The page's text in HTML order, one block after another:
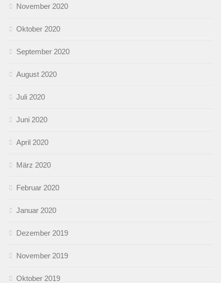
November 2020
Oktober 2020
September 2020
August 2020
Juli 2020
Juni 2020
April 2020
März 2020
Februar 2020
Januar 2020
Dezember 2019
November 2019
Oktober 2019